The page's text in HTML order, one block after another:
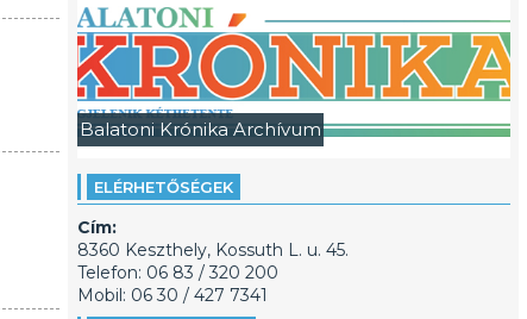
Balatoni Krónika Archívum
ELÉRHETŐSÉGEK
Cím:
8360 Keszthely, Kossuth L. u. 45.
Telefon: 06 83 / 320 200
Mobil: 06 30 / 427 7341